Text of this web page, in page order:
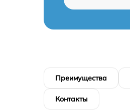
Преимущества
Контакты